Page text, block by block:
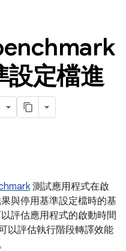
設定檔進
測試應用程式在啟
與停用基準設定檔時的基
評估應用程式的啟動時間
以評估執行階段轉譯效能